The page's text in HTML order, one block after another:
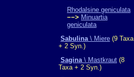
Rhodalsine geniculata
−−> Minuartia
geniculata
Sabulina\ Miere (9 Taxa
+ 2 Syn.)
Sagina\ Mastkraut (8
Taxa + 2 Syn.)